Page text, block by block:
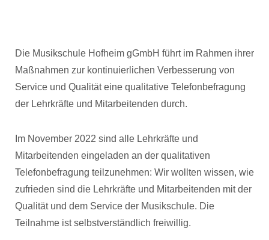
Die Musikschule Hofheim gGmbH führt im Rahmen ihrer
Maßnahmen zur kontinuierlichen Verbesserung von
Service und Qualität eine qualitative Telefonbefragung
der Lehrkräfte und Mitarbeitenden durch.
Im November 2022 sind alle Lehrkräfte und
Mitarbeitenden eingeladen an der qualitativen
Telefonbefragung teilzunehmen: Wir wollten wissen, wie
zufrieden sind die Lehrkräfte und Mitarbeitenden mit der
Qualität und dem Service der Musikschule. Die
Teilnahme ist selbstverständlich freiwillig.